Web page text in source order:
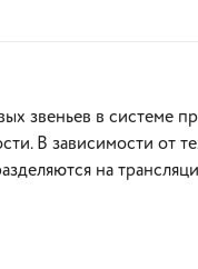
звеньев в системе
В зависимости от
на